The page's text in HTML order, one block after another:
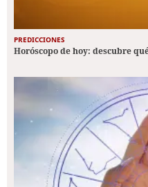
PREDICCIONES
Horóscopo de hoy: descubre